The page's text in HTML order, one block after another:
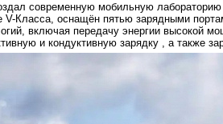
современную мобильную
V-Класса, оснащён пятью зарядными
включая передачу энергии высокой
и кондуктивную зарядку , а также